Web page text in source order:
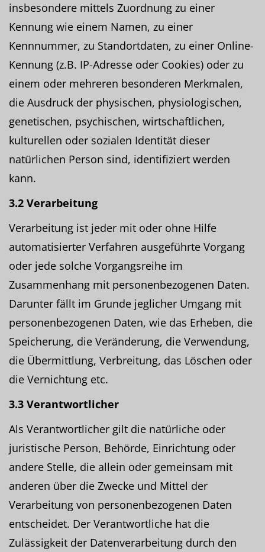
insbesondere mittels Zuordnung zu einer
Kennung wie einem Namen, zu einer
Kennnummer, zu Standortdaten, zu einer Online-
Kennung (z.B. IP-Adresse oder Cookies) oder zu
einem oder mehreren besonderen Merkmalen,
die Ausdruck der physischen, physiologischen,
genetischen, psychischen, wirtschaftlichen,
kulturellen oder sozialen Identität dieser
natürlichen Person sind, identifiziert werden
kann.
3.2 Verarbeitung
Verarbeitung ist jeder mit oder ohne Hilfe
automatisierter Verfahren ausgeführte Vorgang
oder jede solche Vorgangsreihe im
Zusammenhang mit personenbezogenen Daten.
Darunter fällt im Grunde jeglicher Umgang mit
personenbezogenen Daten, wie das Erheben, die
Speicherung, die Veränderung, die Verwendung,
die Übermittlung, Verbreitung, das Löschen oder
die Vernichtung etc.
3.3 Verantwortlicher
Als Verantwortlicher gilt die natürliche oder
juristische Person, Behörde, Einrichtung oder
andere Stelle, die allein oder gemeinsam mit
anderen über die Zwecke und Mittel der
Verarbeitung von personenbezogenen Daten
entscheidet. Der Verantwortliche hat die
Zulässigkeit der Datenverarbeitung durch den